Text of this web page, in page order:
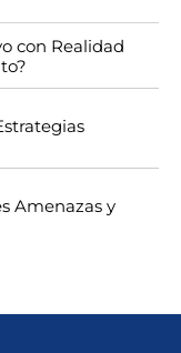
con Realidad
Amenazas y